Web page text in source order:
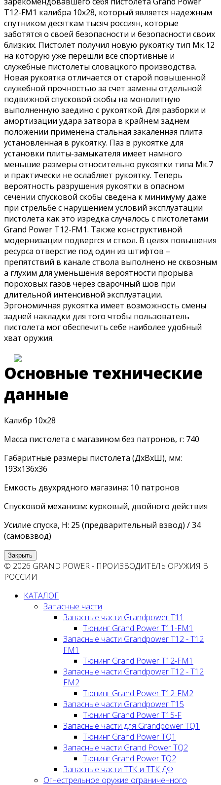
T12-FM1 калибра 10x28, который является надежным
спутником десяткам тысяч россиян, которые
заботятся о своей безопасности и безопасности своих
близких. Пистолет получил новую рукоятку тип Мк.12
на которую уже перешли все спортивные и
служебные пистолеты словацкого производства.
Новая рукоятка отличается от старой повышенной
служебной прочностью за счет замены отдельной
подвижной спусковой скобы на монолитную
выполненную заедино с рукояткой. Для разборки и
амортизации удара затвора в крайнем заднем
положении применена стальная закаленная плита
установленная в рукоятку. Паз в рукоятке для
установки плиты-замыкателя имеет намного
меньшие размеры относительно рукоятки типа Мк.7
и практически не ослабляет рукоятку. Теперь
вероятность разрушения рукоятки в опасном
сечении спусковой скобы сведена к минимуму даже
при стрельбе с нарушением условий эксплуатации
пистолета как это изредка случалось с пистолетами
Grand Power Т12-FM1. Также конструктивной
модернизации подвергся и ствол. В целях повышения
ресурса отверстие под один из штифтов –
препятствий в канале ствола выполнено не сквозным
а глухим для уменьшения вероятности прорыва
пороховых газов через сварочный шов при
длительной интенсивной эксплуатации.
Эргономичная рукоятка имеет возможность смены
задней накладки для того чтобы пользователь
пистолета мог обеспечить себе наиболее удобный
хват оружия.
Основные технические
данные
Калибр 10х28
Масса пистолета с магазином без патронов, г: 740
Габаритные размеры пистолета (ДхВхШ), мм:
193х136х36
Емкость двухрядного магазина: 10 патронов
Спусковой механизм: курковый, двойного действия
Усилие спуска, Н: 25 (предварительный взвод) / 34
(самовзвод)
Закрыть
© 2026 GRAND POWER - ПРОИЗВОДИТЕЛЬ ОРУЖИЯ В
РОССИИ
КАТАЛОГ
Запасные части
Запасные части Grandpower T11
Тюнинг Grand Power T11-FM1
Запасные части Grandpower T12 - T12
FM1
Тюнинг Grand Power T12-FM1
Запасные части Grandpower T12 - T12
FM2
Тюнинг Grand Power T12-FM2
Запасные части Grandpower T15
Тюнинг Grand Power T15-F
Запасные части для Grandpower TQ1
Тюнинг Grand Power TQ1
Запасные части Grand Power TQ2
Тюнинг Grand Power TQ2
Запасные части ТТК и ТТК ДФ
Огнестрельное оружие ограниченного